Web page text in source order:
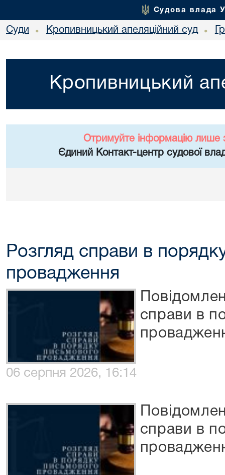
Судова влада
Суди • Кропивницький апеляційний суд •
Кропивницький
Отримуйте інформацію лише
Єдиний Контакт-центр судової
Розгляд справи в
провадження
справи в
06 серпня 2026, 16:14
справи в